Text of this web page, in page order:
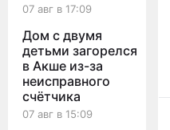
07 авг в 17:09
Дом с двумя
детьми загорелся
в Акше из-за
неисправного
счётчика
07 авг в 15:09